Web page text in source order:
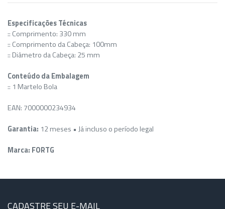
Especificações Técnicas
:: Comprimento: 330 mm
:: Comprimento da Cabeça: 100mm
:: Diâmetro da Cabeça: 25 mm
Conteúdo da Embalagem
:: 1 Martelo Bola
EAN: 7000000234934
Garantia: 12 meses • Já incluso o período legal
Marca: FORTG
CADASTRE SEU E-MAIL